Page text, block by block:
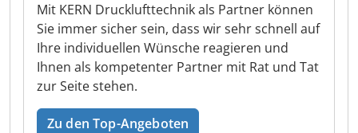
Mit KERN Drucklufttechnik als Partner können
Sie immer sicher sein, dass wir sehr schnell auf
Ihre individuellen Wünsche reagieren und
Ihnen als kompetenter Partner mit Rat und Tat
zur Seite stehen.
Zu den Top-Angeboten